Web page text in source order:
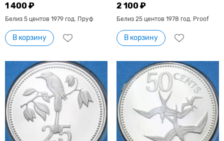
1 400 ₽
Белиз 5 центов 1979 год. Пруф
В корзину
2 100 ₽
Белиз 25 центов 1978 год. Proof
В корзину